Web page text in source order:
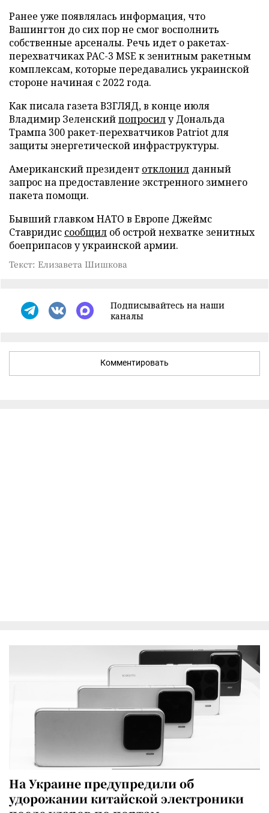
Ранее уже появлялась информация, что
Вашингтон до сих пор не смог восполнить
собственные арсеналы. Речь идет о ракетах-
перехватчиках PAC-3 MSE к зенитным ракетным
комплексам, которые передавались украинской
стороне начиная с 2022 года.
Как писала газета ВЗГЛЯД, в конце июля
Владимир Зеленскийпопросилу Дональда
Трампа 300 ракет-перехватчиков Patriot для
защиты энергетической инфраструктуры.
Американский президент отклонил данный
запрос на предоставление экстренного зимнего
пакета помощи.
Бывший главком НАТО в Европе Джеймс
Ставридис сообщил об острой нехватке зенитных
боеприпасов у украинской армии.
Текст: Елизавета Шишкова
Подписывайтесь на наши
каналы
Комментировать
На Украине предупредили об
удорожании китайской электроники